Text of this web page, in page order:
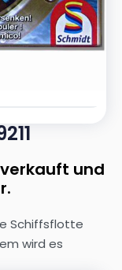
und
Schiffsflotte
wird es